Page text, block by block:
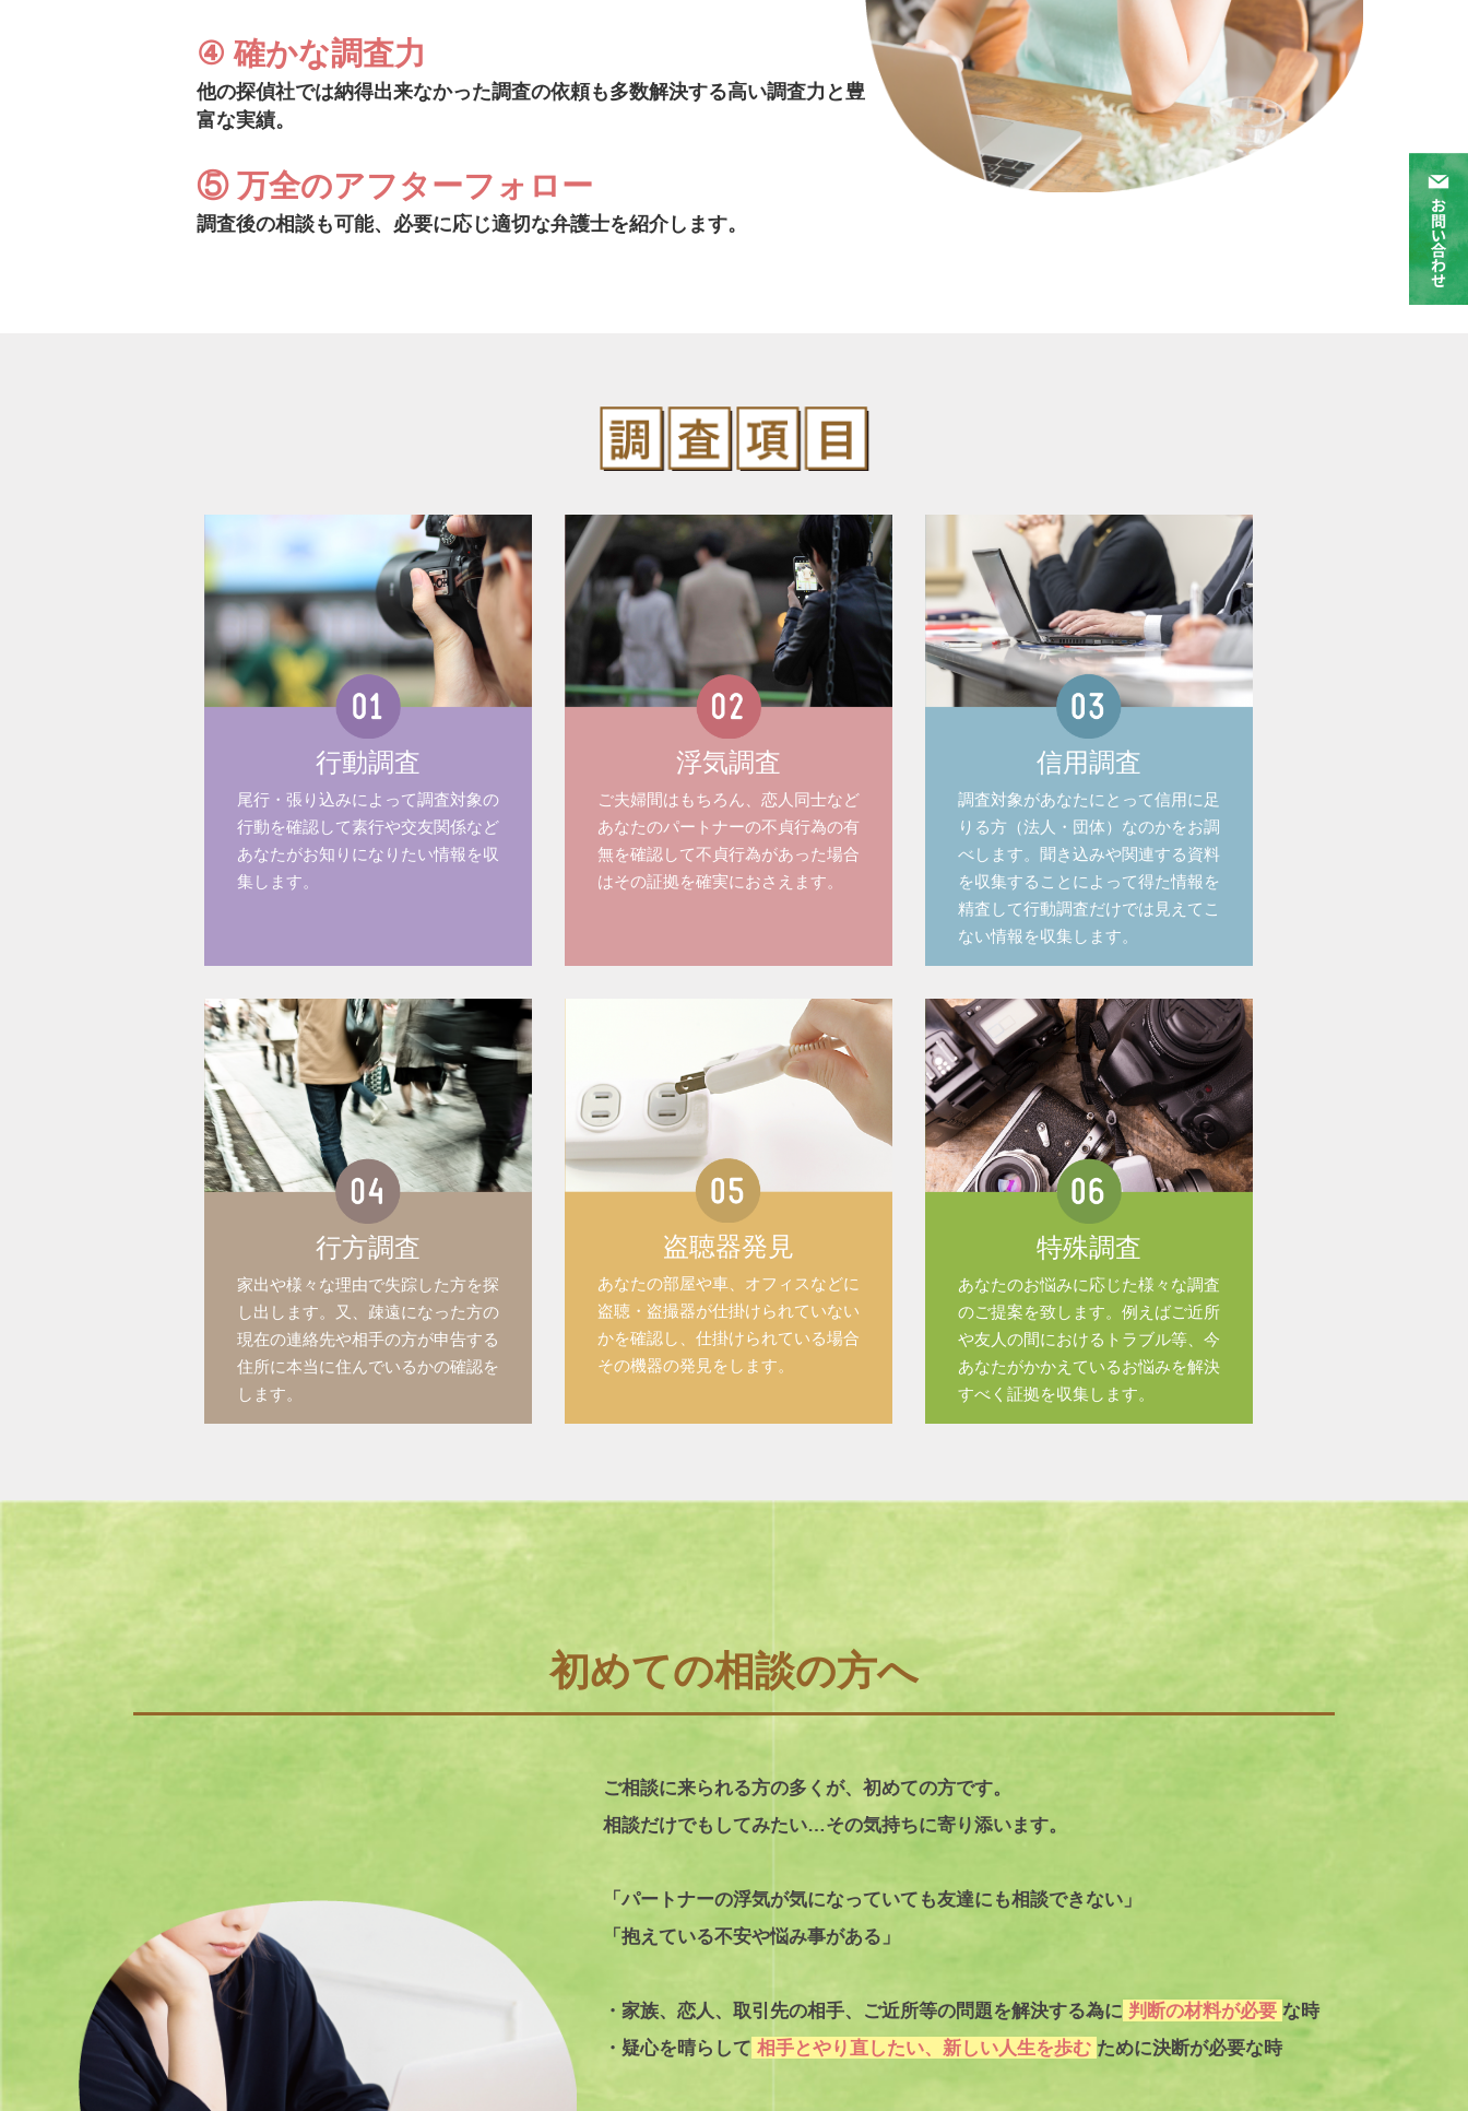
④ 確かな調査力
他の探偵社では納得出来なかった調査の依頼も多数解決する高い調査力と豊
富な実績。
⑤ 万全のアフターフォロー
調査後の相談も可能、必要に応じ適切な弁護士を紹介します。
行動調査
尾行・張り込みによって調査対象の
行動を確認して素行や交友関係など
あなたがお知りになりたい情報を収
集します。
浮気調査
ご夫婦間はもちろん、恋人同士など
あなたのパートナーの不貞行為の有
無を確認して不貞行為があった場合
はその証拠を確実におさえます。
信用調査
調査対象があなたにとって信用に足
りる方（法人・団体）なのかをお調
べします。聞き込みや関連する資料
を収集することによって得た情報を
精査して行動調査だけでは見えてこ
ない情報を収集します。
行方調査
家出や様々な理由で失踪した方を探
し出します。又、疎遠になった方の
現在の連絡先や相手の方が申告する
住所に本当に住んでいるかの確認を
します。
盗聴器発見
あなたの部屋や車、オフィスなどに
盗聴・盗撮器が仕掛けられていない
かを確認し、仕掛けられている場合
その機器の発見をします。
特殊調査
あなたのお悩みに応じた様々な調査
のご提案を致します。例えばご近所
や友人の間におけるトラブル等、今
あなたがかかえているお悩みを解決
すべく証拠を収集します。
初めての相談の方へ
ご相談に来られる方の多くが、初めての方です。
相談だけでもしてみたい…その気持ちに寄り添います。
「パートナーの浮気が気になっていても友達にも相談できない」
「抱えている不安や悩み事がある」
・家族、恋人、取引先の相手、ご近所等の問題を解決する為に 判断の材料が必要 な時
・疑心を晴らして 相手とやり直したい、新しい人生を歩む ために決断が必要な時